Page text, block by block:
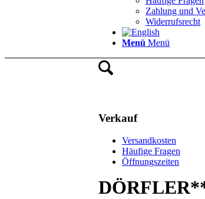
Zahlung und
Widerrufsrecht
Menü Menü
Verkauf
Versandkosten
Häufige Fragen
Öffnungszeiten